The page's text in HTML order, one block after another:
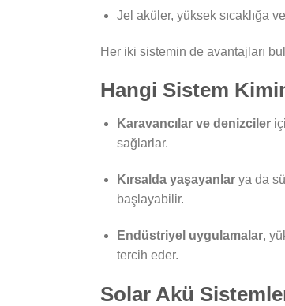
Jel aküler, yüksek sıcaklığa
Her iki sistemin de avantajları
Hangi Sistem
Karavancılar ve denizciler
sağlarlar.
Kırsalda yaşayanlarya da
başlayabilir.
Endüstriyel uygulamalar,
tercih eder.
Solar Akü